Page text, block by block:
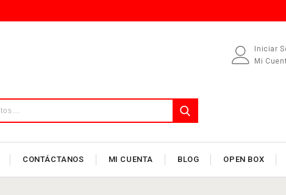
Iniciar
Mi
CONTÁCTANOS MI CUENTA BLOG OPEN BOX